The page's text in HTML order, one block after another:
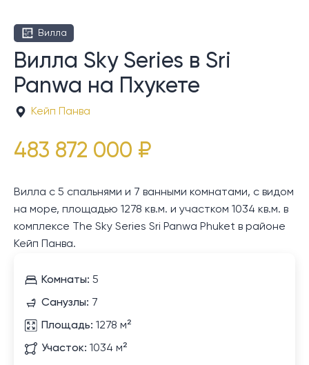
Вилла
Вилла Sky Series в Sri
Panwa на Пхукете
Кейп Панва
483 872 000 ₽
Вилла с 5 спальнями и 7 ванными комнатами, с видом
на море, площадью 1278 кв.м. и участком 1034 кв.м. в
комплексе The Sky Series Sri Panwa Phuket в районе
Кейп Панва.
Комнаты: 5
Санузлы: 7
Площадь: 1278 м²
Участок: 1034 м²